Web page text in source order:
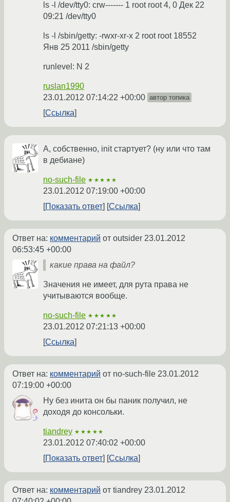
ls -l /dev/tty0: crw------- 1 root root 4, 0 Дек 22
09:21 /dev/tty0
ls -l /sbin/getty: -rwxr-xr-x 2 root root 18552
Янв 25 2011 /sbin/getty
runlevel: N 2
ruslan1990
23.01.2012 07:14:22 +00:00 автор топика
Ссылка
А, собственно, init стартует? (ну или что там
в дебиане)
no-such-file ★★★★★
23.01.2012 07:19:00 +00:00
Показать ответ
Ссылка
Ответ на: комментарий от outsider 23.01.2012
06:53:45 +00:00
какие права на файл?
Значения не имеет, для рута права не
учитываются вообще.
no-such-file ★★★★★
23.01.2012 07:21:13 +00:00
Ссылка
Ответ на: комментарий от no-such-file 23.01.2012
07:19:00 +00:00
Ну без инита он бы паник получил, не
доходя до консольки.
tiandrey ★★★★★
23.01.2012 07:40:02 +00:00
Показать ответ
Ссылка
Ответ на: комментарий от tiandrey 23.01.2012